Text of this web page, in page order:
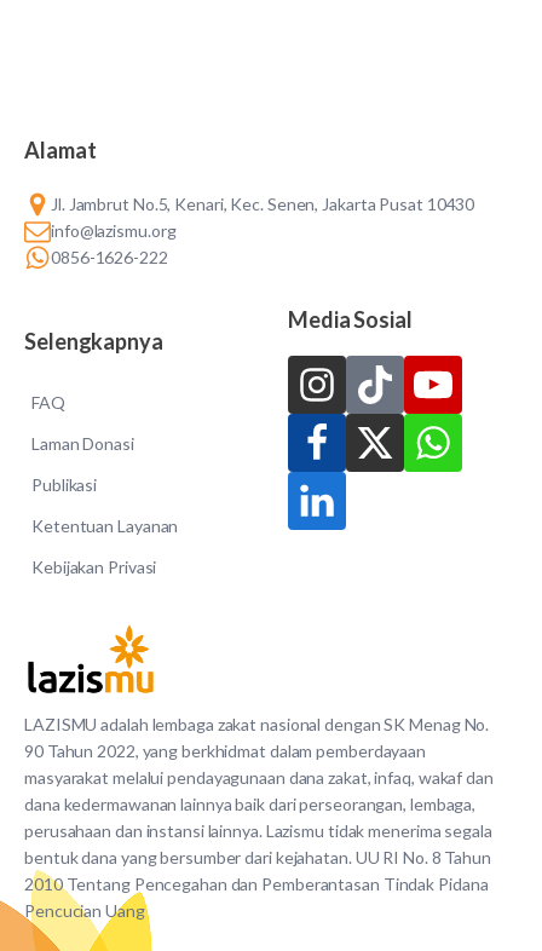
LAZISMU adalah lembaga zakat nasional dengan SK Menag No.
90 Tahun 2022, yang berkhidmat dalam pemberdayaan
masyarakat melalui pendayagunaan dana zakat, infaq, wakaf dan
dana kedermawanan lainnya baik dari perseorangan, lembaga,
perusahaan dan instansi lainnya. Lazismu tidak menerima segala
bentuk dana yang bersumber dari kejahatan. UU RI No. 8 Tahun
2010 Tentang Pencegahan dan Pemberantasan Tindak Pidana
Pencucian Uang
Alamat
Jl. Jambrut No.5, Kenari, Kec. Senen, Jakarta Pusat 10430
info@lazismu.org
0856-1626-222
Selengkapnya
FAQ
Laman Donasi
Publikasi
Ketentuan Layanan
Kebijakan Privasi
Media Sosial